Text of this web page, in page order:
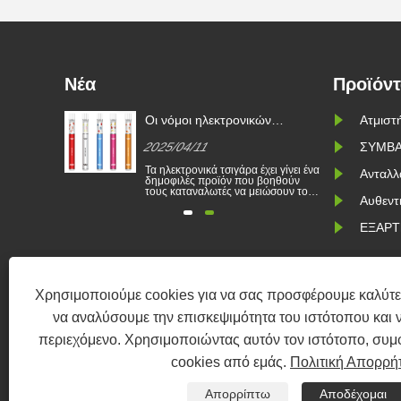
Χρησιμοποιούμε cookies για να σας προσφέρουμε
να αναλύσουμε την επισκεψιμότητα του ιστότοπου και
περιεχόμενο. Χρησιμοποιώντας αυτόν τον ιστότοπο,
cookies από εμάς. Πολιτική
Απορρίπτω Αποδέχομαι
Νέα
Οι νόμοι ηλεκτρονικών
2025/04/11
Τα ηλεκτρονικά τσιγάρα έχει γίνει ένα
δημοφιλές προϊόν που βοηθούν
τους καταναλωτές να μειώσουν το
κάπνισμα. Αυτό το άρθρο απεικονίζει
υπάρχουν ορισμένες χώρες και οι
Κατασκευαστής κασέτας
Ο χονδρέμπορος θήκης νικοτίνης,
Επαναπληρωμένη συσκευή POD, σύστημα POD,